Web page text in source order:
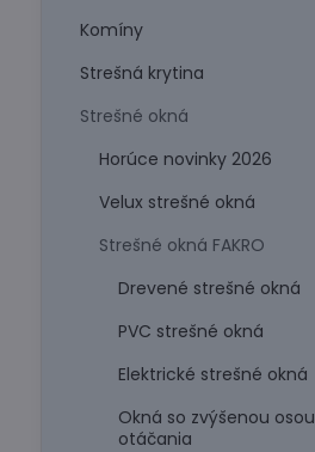
Komíny
Strešná krytina
Strešné okná
Horúce novinky 2026
Velux strešné okná
Strešné okná FAKRO
Drevené strešné okná
PVC strešné okná
Elektrické strešné okná
Okná so zvýšenou osou
otáčania